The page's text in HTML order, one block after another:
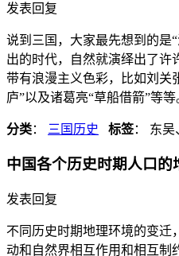
发表回复
说到三国，大家最先想到的是
出的时代，自然就演绎出了许
带有浪漫主义色彩，比如刘关
庐”以及诸葛亮“草船借箭”等
分类： 三国历史 标签： 东吴
中国各个历史时期人口的
发表回复
不同历史时期地理环境的变迁
动和自然界相互作用和相互制